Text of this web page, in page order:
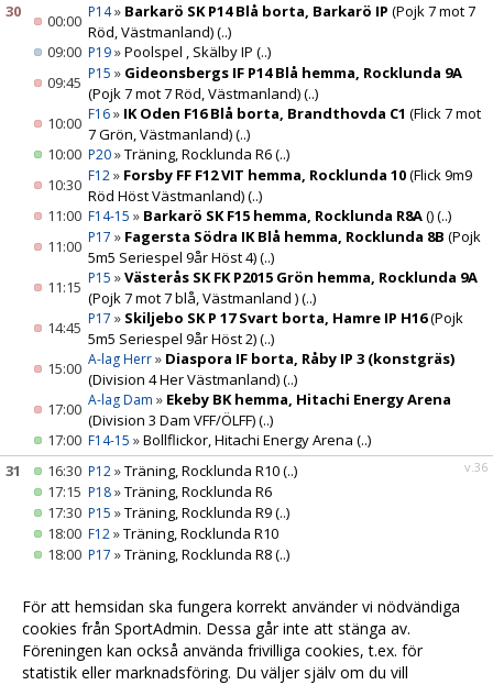
30
00:00 P14» Barkarö SK P14 Blå borta, Barkarö IP (Pojk 7 mot 7
Röd, Västmanland)(..)
09:00 P19»Poolspel , Skälby IP (..)
09:45 P15 » Gideonsbergs IF P14 Blå hemma, Rocklunda 9A
(Pojk 7 mot 7 Röd, Västmanland)(..)
10:00 F16» IK Oden F16 Blå borta, Brandthovda C1 (Flick 7 mot
7 Grön, Västmanland)(..)
10:00 P20»Träning, Rocklunda R6(..)
10:30 F12» Forsby FF F12 VIT hemma, Rocklunda 10(Flick 9m9
Röd Höst Västmanland)(..)
11:00 F14-15 » Barkarö SK F15 hemma, Rocklunda R8A()(..)
11:00 P17 » Fagersta Södra IK Blå hemma, Rocklunda 8B (Pojk
5m5 Seriespel 9år Höst 4)(..)
11:15 P15 »Västerås SK FK P2015 Grön hemma, Rocklunda 9A
(Pojk 7 mot 7 blå, Västmanland )(..)
14:45 P17 » Skiljebo SK P 17 Svart borta, Hamre IP H16(Pojk
5m5 Seriespel 9år Höst 2)(..)
15:00 A-lag Herr» Diaspora IF borta, Råby IP 3 (konstgräs)
(Division 4 Her Västmanland)(..)
17:00 A-lag Dam » Ekeby BK hemma, Hitachi Energy Arena
(Division 3 Dam VFF/ÖLFF)(..)
17:00 F14-15 »Bollflickor, Hitachi Energy Arena (..)
v.36
31 16:30 P12»Träning, Rocklunda R10(..)
17:15 P18»Träning, Rocklunda R6
17:30 P15 »Träning, Rocklunda R9(..)
18:00 F12»Träning, Rocklunda R10
18:00 P17 »Träning, Rocklunda R8(..)
18:30
»Träning, Rocklunda R6
(..)
19:30A-lag Dam»Träning, Hitachi Energy Arena(..)
19:30A-lag Herr»Träning, Hitachi Energy Arena(..)
För att hemsidan ska fungera korrekt använder vi nödvändiga
cookies från SportAdmin. Dessa går inte att stänga av.
Föreningen kan också använda frivilliga cookies, t.ex. för
statistik eller marknadsföring. Du väljer själv om du vill